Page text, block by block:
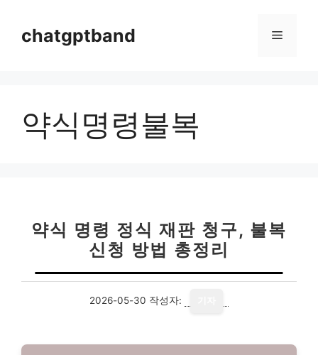
chatgptband 메
약식명령불복
약식 명령 정식 재판 청구, 불복
신청 방법 총정리
2026-05-30 작성자: